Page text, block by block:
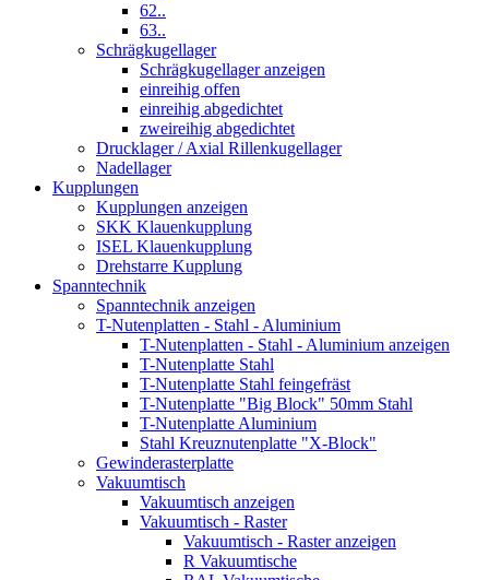
62..
63..
Schrägkugellager
Schrägkugellager anzeigen
einreihig offen
einreihig abgedichtet
zweireihig abgedichtet
Drucklager / Axial Rillenkugellager
Nadellager
Kupplungen
Kupplungen anzeigen
SKK Klauenkupplung
ISEL Klauenkupplung
Drehstarre Kupplung
Spanntechnik
Spanntechnik anzeigen
T-Nutenplatten - Stahl - Aluminium
T-Nutenplatten - Stahl - Aluminium anzeigen
T-Nutenplatte Stahl
T-Nutenplatte Stahl feingefräst
T-Nutenplatte "Big Block" 50mm Stahl
T-Nutenplatte Aluminium
Stahl Kreuznutenplatte "X-Block"
Gewinderasterplatte
Vakuumtisch
Vakuumtisch anzeigen
Vakuumtisch - Raster
Vakuumtisch - Raster anzeigen
R Vakuumtische